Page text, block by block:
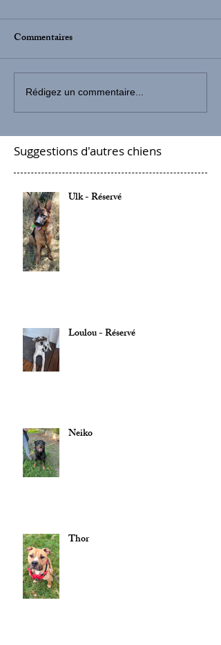
Commentaires
Rédigez un commentaire...
Suggestions d'autres chiens
Ulk - Réservé
Loulou - Réservé
Neiko
Thor